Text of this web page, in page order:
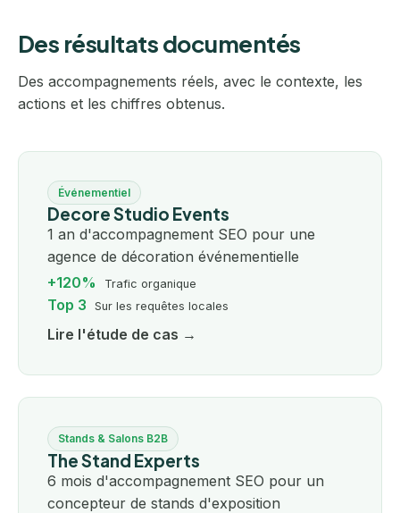
Des résultats documentés
Des accompagnements réels, avec le contexte, les
actions et les chiffres obtenus.
Événementiel
Decore Studio Events
1 an d'accompagnement SEO pour une
agence de décoration événementielle
+120%
Trafic organique
Top 3 Sur les requêtes locales
Lire l'étude de cas →
Stands & Salons B2B
The Stand Experts
6 mois d'accompagnement SEO pour un
concepteur de stands d'exposition